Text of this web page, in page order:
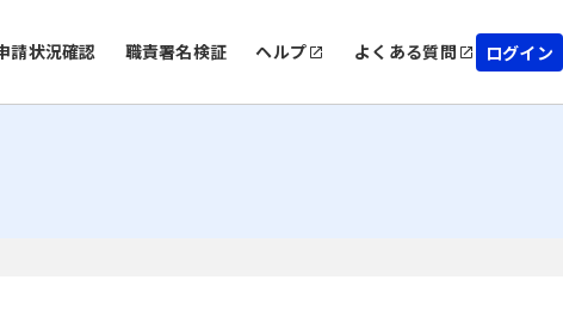
請状況確認 職責署名検証 ヘルプ よくある質問 ログイン